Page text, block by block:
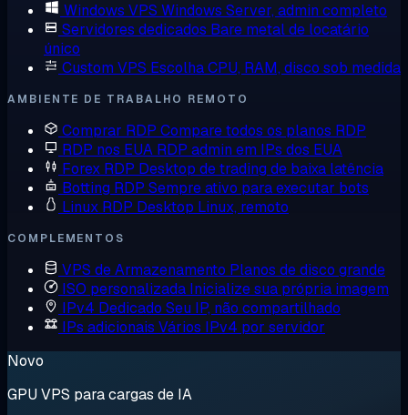
Windows VPS Windows Server, admin completo
Servidores dedicados Bare metal de locatário
único
Custom VPS Escolha CPU, RAM, disco sob medida
AMBIENTE DE TRABALHO REMOTO
Comprar RDP Compare todos os planos RDP
RDP nos EUA RDP admin em IPs dos EUA
Forex RDP Desktop de trading de baixa latência
Botting RDP Sempre ativo para executar bots
Linux RDP Desktop Linux, remoto
COMPLEMENTOS
VPS de Armazenamento Planos de disco grande
ISO personalizada Inicialize sua própria imagem
IPv4 Dedicado Seu IP, não compartilhado
IPs adicionais Vários IPv4 por servidor
Novo
GPU VPS para cargas de IA